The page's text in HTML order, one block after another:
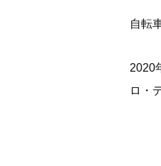
自転
2020
ロ・